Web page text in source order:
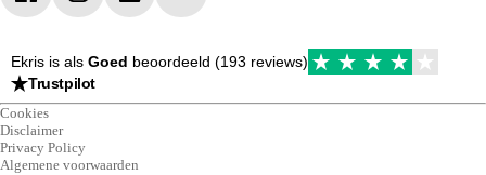
Ekris is als Goed beoordeeld (193 reviews)
Trustpilot
Cookies
Disclaimer
Privacy Policy
Algemene voorwaarden